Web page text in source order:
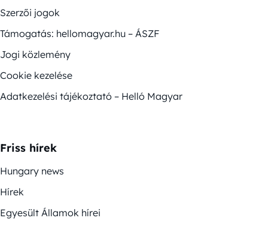
Szerzői jogok
Támogatás: hellomagyar.hu – ÁSZF
Jogi közlemény
Cookie kezelése
Adatkezelési tájékoztató – Helló Magyar
Friss hírek
Hungary news
Hírek
Egyesült Államok hírei